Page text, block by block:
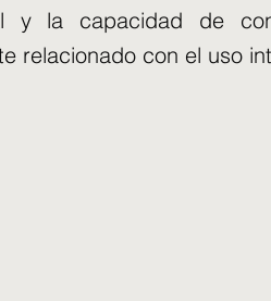
y la capacidad de
relacionado con el uso